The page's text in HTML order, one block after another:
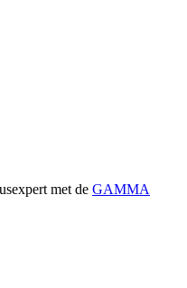
met de GAMMA